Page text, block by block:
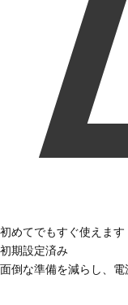
初めてでもすぐ使えます
初期設定済み
面倒な準備を減らし、